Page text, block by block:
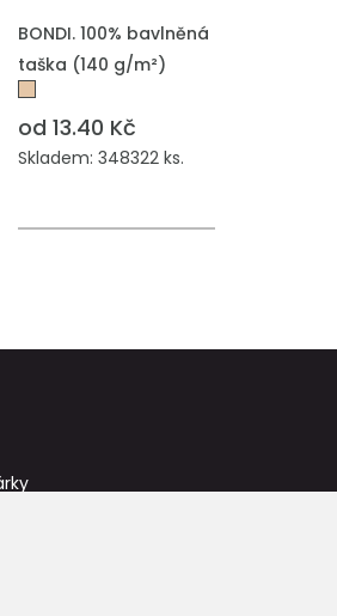
PŘIDAT DO POPTÁVKY
BONDI. 100% bavlněná
taška (140 g/m²)
od 13.40 Kč
Skladem: 348322 ks.
715